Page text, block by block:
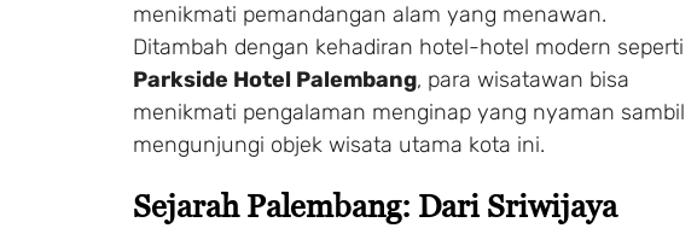
menikmati pemandangan alam yang menawan.
Ditambah dengan kehadiran hotel-hotel modern seperti
Parkside Hotel Palembang, para wisatawan bisa
menikmati pengalaman menginap yang nyaman sambil
mengunjungi objek wisata utama kota ini.
Sejarah Palembang: Dari Sriwijaya